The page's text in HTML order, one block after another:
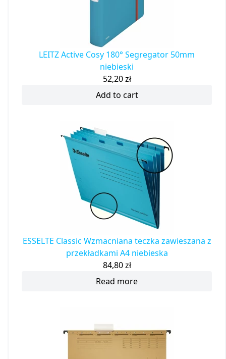
LEITZ Active Cosy 180° Segregator 50mm
niebieski
52,20zł
Add to cart
ESSELTE Classic Wzmacniana teczka zawieszana z
przekładkami A4 niebieska
84,80zł
Read more